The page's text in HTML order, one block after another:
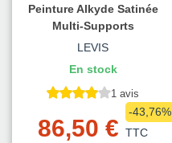
Peinture Alkyde Satinée
Multi-Supports
LEVIS
En stock
1 avis
86,50 € TTC
-43,76%